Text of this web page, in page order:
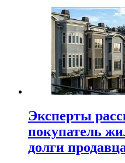
Эксперты
покупатель
долги